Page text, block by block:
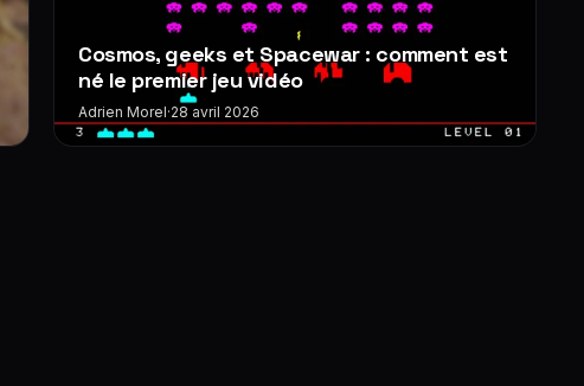
Cosmos, geeks et Spacewar : comment est
né le premier jeu vidéo
Adrien Morel·28 avril 2026